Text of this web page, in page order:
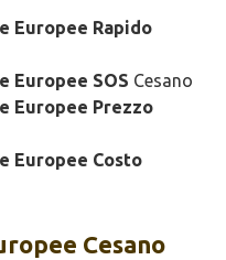
Europee Rapido
Europee SOS Cesano
Europee Prezzo
Europee Costo
Cesano